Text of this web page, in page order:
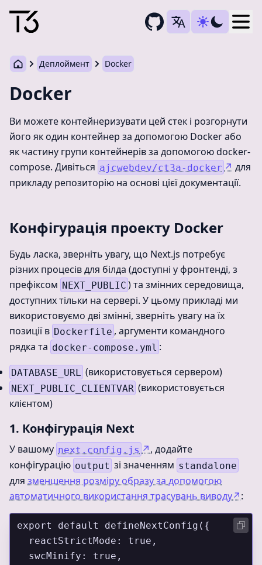
Деплоймент Docker
Docker
Ви можете контейнеризувати цей стек і розгорнути
його як один контейнер за допомогою Docker або
як частину групи контейнерів за допомогою docker-
compose. Дивіться ajcwebdev/ct3a-docker ↗ для
прикладу репозиторію на основі цієї документації.
Конфігурація проекту Docker
Будь ласка, зверніть увагу, що Next.js потребує
різних процесів для білда (доступні у фронтенді, з
префіксом NEXT_PUBLIC ) та змінних середовища,
доступних тільки на сервері. У цьому прикладі ми
використовуємо дві змінні, зверніть увагу на їх
позиції в Dockerfile , аргументи командного
рядка та docker-compose.yml :
DATABASE_URL (використовується сервером)
NEXT_PUBLIC_CLIENTVAR (використовується
клієнтом)
1. Конфігурація Next
У вашому next.config.js ↗, додайте
конфігурацію output зі значенням standalone
для зменшення розміру образу за допомогою
автоматичного використання трасувань виводу↗:
export default defineNextConfig({
  reactStrictMode: true,
  swcMinify: true,